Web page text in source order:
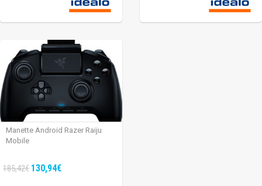
Manette Android Razer Raiju
Mobile
185,42€ 130,94€